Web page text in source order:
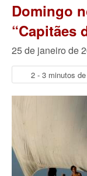
Domingo
“Capitães
25 de janeiro de
2 - 3 minutos